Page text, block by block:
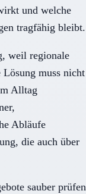
und welche
tragfähig bleibt.
weil regionale
Lösung muss nicht
Alltag
Abläufe
die auch über
sauber prüfen